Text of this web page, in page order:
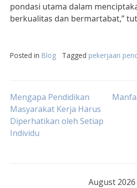
pondasi utama dalam
berkualitas dan bermartabat,”
Posted in Blog Tagged pekerjaan
Post
navigation
Mengapa Pendidikan
Masyarakat Kerja Harus
Diperhatikan oleh Setiap
Individu
August 2026